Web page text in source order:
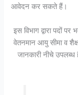
आवेदन कर सकते हैं।
इस विभाग द्वारा पदों
वेतनमान आयु सीमा व
जानकारी नीचे